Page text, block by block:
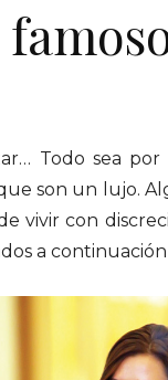
Revista
Todo sea
son un lujo.
vivir con
a continuación